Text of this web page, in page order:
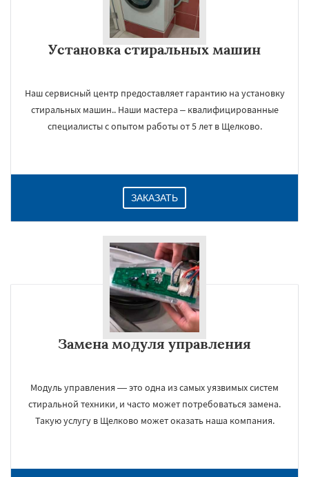
Установка стиральных машин
Наш сервисный центр предоставляет гарантию на установку
стиральных машин.. Наши мастера – квалифицированные
специалисты с опытом работы от 5 лет в Щелково.
ЗАКАЗАТЬ
Замена модуля управления
Модуль управления — это одна из самых уязвимых систем
стиральной техники, и часто может потребоваться замена.
Такую услугу в Щелково может оказать наша компания.
Даю согласие на обработку персональных данных